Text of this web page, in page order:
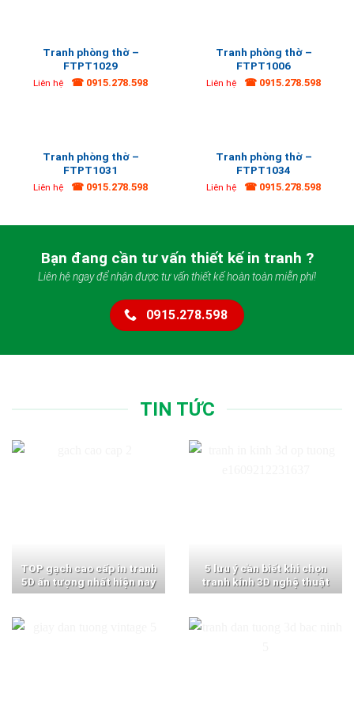
Tranh phòng thờ –
FTPT1029
Liên hệ ☎ 0915.278.598
Tranh phòng thờ –
FTPT1006
Liên hệ ☎ 0915.278.598
Tranh phòng thờ –
FTPT1031
Liên hệ ☎ 0915.278.598
Tranh phòng thờ –
FTPT1034
Liên hệ ☎ 0915.278.598
Bạn đang cần tư vấn thiết kế in tranh ?
Liên hệ ngay để nhận được tư vấn thiết kế hoàn toàn miễn phí!
0915.278.598
TIN TỨC
TOP gạch cao cấp in tranh
5D ấn tượng nhất hiện nay
5 lưu ý cần biết khi chọn
tranh kính 3D nghệ thuật